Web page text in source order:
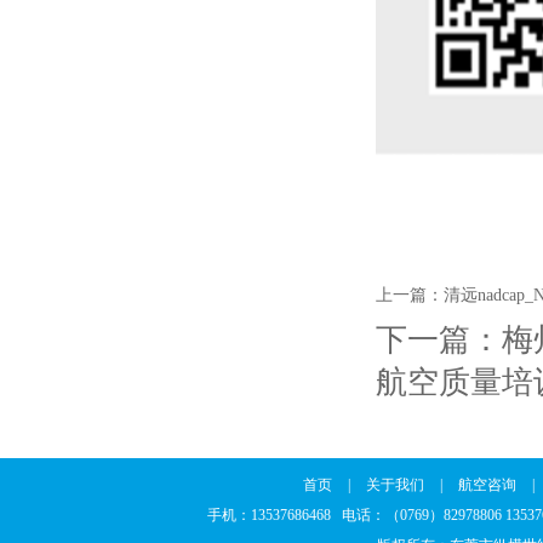
上一篇： 清远
下一篇： 梅
航空质量培
首页 关于我们 航空咨询
手机：13537686468 电话：（0769）82978806